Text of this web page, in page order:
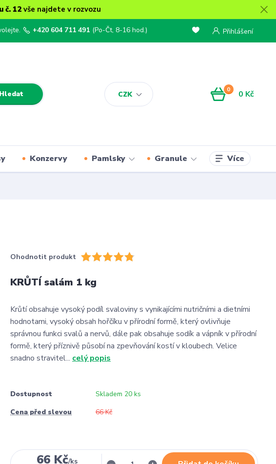
č. 12 vše najdete v rozvozu
CZK
Přihlášení
Hledat
+420 604 711 491 (Po-Čt, 8-16 hod.)
0 0 Kč
Konzervy Pamlsky Granule Více
Ohodnotit produkt
KRŮTÍ salám 1 kg
Krůtí obsahuje vysoký podíl svaloviny s vynikajícími nutričními a dietními
hodnotami, vysoký obsah hořčíku v přírodní formě, který ovlivňuje
správnou funkci svalů a nervů, dále pak obsahuje sodík a vápník v přírodní
formě, který příznivě působí na zpevňování kostí v kloubech. Velice
snadno stravitel... celý popis
Dostupnost
Skladem 20 ks
Cena před slevou
66 Kč
66 Kč/ks